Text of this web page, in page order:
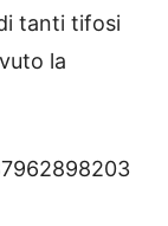
tanti tifosi
la